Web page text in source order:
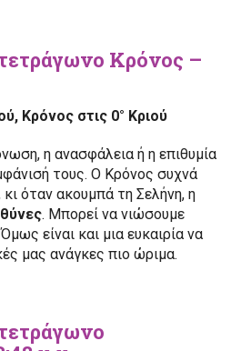
Κρόνος –
Κρόνος στις 0° Κριού
η ανασφάλεια ή η επιθυμία
τους. Ο Κρόνος συχνά
κι όταν ακουμπά τη Σελήνη, η
. Μπορεί να νιώσουμε
είναι και μια ευκαιρία να
μας ανάγκες πιο ώριμα.